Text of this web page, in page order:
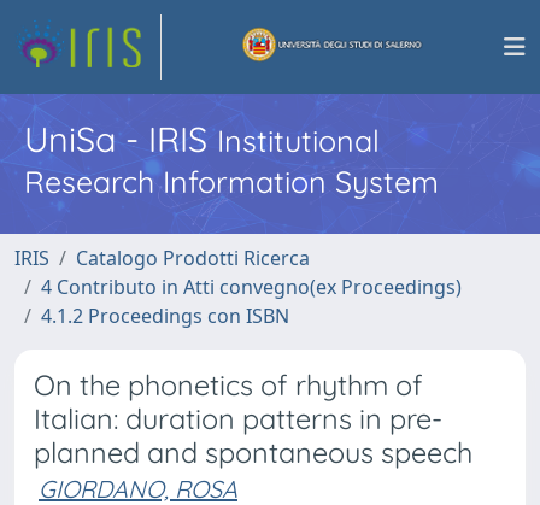
UniSa - IRISInstitutional
Research Information System
IRIS
Catalogo Prodotti Ricerca
4 Contributo in Atti convegno(ex Proceedings)
4.1.2 Proceedings con ISBN
On the phonetics of rhythm of
Italian: duration patterns in pre-
planned and spontaneous speech
GIORDANO, ROSA